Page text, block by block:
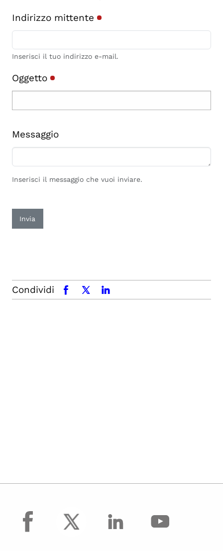
Indirizzo mittente
Inserisci il tuo indirizzo e-mail.
Oggetto
Messaggio
Inserisci il messaggio che vuoi inviare.
Invia
Condividi facebookx.comlinkedin
facebook